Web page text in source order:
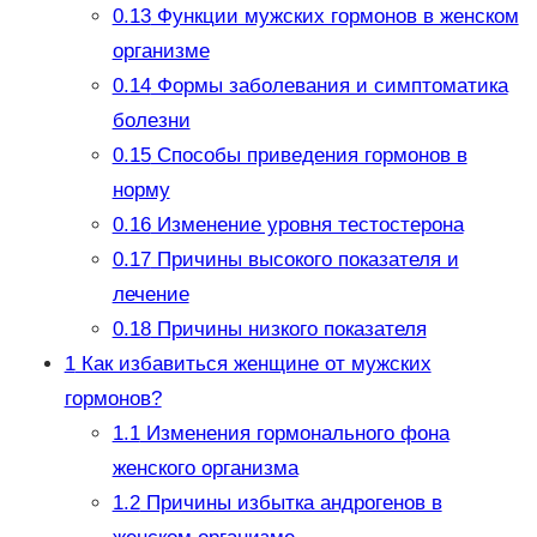
0.13Функции мужских гормонов в женском
организме
0.14Формы заболевания и симптоматика
болезни
0.15Способы приведения гормонов в
норму
0.16Изменение уровня тестостерона
0.17Причины высокого показателя и
лечение
0.18Причины низкого показателя
1Как избавиться женщине от мужских
гормонов?
1.1Изменения гормонального фона
женского организма
1.2Причины избытка андрогенов в